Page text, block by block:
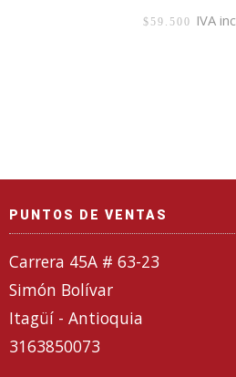
$ 59.500 IVA
PUNTOS DE VENTAS
Carrera 45A # 63-23
Simón Bolívar
Itagüí - Antioquia
3163850073